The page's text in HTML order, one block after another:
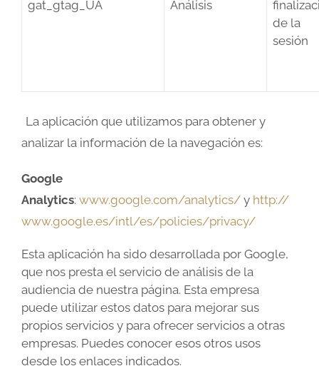
gat_gtag_UA Análisis
de la
sesión
La aplicación que utilizamos para obtener y
analizar la información de la navegación es:
Google
Analytics: www.google.com/analytics/ y http://
www.google.es/intl/es/policies/privacy/
Esta aplicación ha sido desarrollada por Google,
que nos presta el servicio de análisis de la
audiencia de nuestra página. Esta empresa
puede utilizar estos datos para mejorar sus
propios servicios y para ofrecer servicios a otras
empresas. Puedes conocer esos otros usos
desde los enlaces indicados.